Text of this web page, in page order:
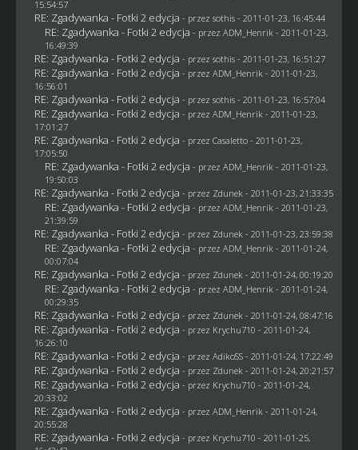
15:54:57
RE: Zgadywanka - Fotki 2 edycja - przez sothis- 2011-01-23, 16:45:44
RE: Zgadywanka - Fotki 2 edycja - przez ADM_Henrik- 2011-01-23,
16:49:39
RE: Zgadywanka - Fotki 2 edycja - przez sothis- 2011-01-23, 16:51:27
RE: Zgadywanka - Fotki 2 edycja - przez ADM_Henrik- 2011-01-23,
16:56:01
RE: Zgadywanka - Fotki 2 edycja - przez sothis- 2011-01-23, 16:57:04
RE: Zgadywanka - Fotki 2 edycja - przez ADM_Henrik- 2011-01-23,
17:01:27
RE: Zgadywanka - Fotki 2 edycja - przez Casaletto- 2011-01-23,
17:05:50
RE: Zgadywanka - Fotki 2 edycja - przez ADM_Henrik- 2011-01-23,
19:50:03
RE: Zgadywanka - Fotki 2 edycja - przez Zdunek- 2011-01-23, 21:33:35
RE: Zgadywanka - Fotki 2 edycja - przez ADM_Henrik- 2011-01-23,
21:39:59
RE: Zgadywanka - Fotki 2 edycja - przez Zdunek- 2011-01-23, 23:59:38
RE: Zgadywanka - Fotki 2 edycja - przez ADM_Henrik- 2011-01-24,
00:07:04
RE: Zgadywanka - Fotki 2 edycja - przez Zdunek- 2011-01-24, 00:19:20
RE: Zgadywanka - Fotki 2 edycja - przez ADM_Henrik- 2011-01-24,
00:29:35
RE: Zgadywanka - Fotki 2 edycja - przez Zdunek- 2011-01-24, 08:47:16
RE: Zgadywanka - Fotki 2 edycja - przez Krychu710 - 2011-01-24,
16:26:10
RE: Zgadywanka - Fotki 2 edycja - przez AdikoSS - 2011-01-24, 17:22:49
RE: Zgadywanka - Fotki 2 edycja - przez Zdunek- 2011-01-24, 20:21:57
RE: Zgadywanka - Fotki 2 edycja - przez Krychu710 - 2011-01-24,
20:33:02
RE: Zgadywanka - Fotki 2 edycja - przez ADM_Henrik- 2011-01-24,
20:55:28
RE: Zgadywanka - Fotki 2 edycja - przez Krychu710 - 2011-01-25,